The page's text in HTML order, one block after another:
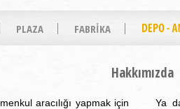
PLAZA FABRİKA
Hakkımızda
aracılığı yapmak için
Ya